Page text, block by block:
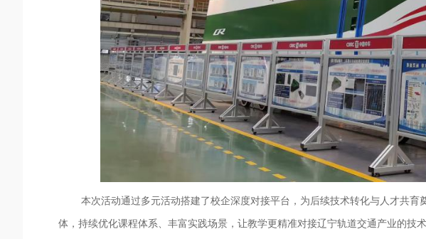
本次活动通过多元活动搭建了校企深度对接平台，为后续技术转化与人才共育
体，持续优化课程体系、丰富实践场景，让教学更精准对接辽宁轨道交通产业的技